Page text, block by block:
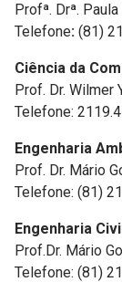
Profª. Drª.
Telefone: (81)
Ciência da
Prof. Dr. Wilmer
Telefone:
Engenharia
Prof. Dr. Mário
Telefone: (81)
Engenharia
Prof.Dr. Mário
Telefone: (81)